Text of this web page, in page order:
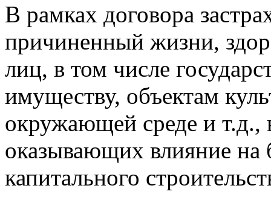
В рамках договора
причиненный жизни,
лиц, в том числе
имуществу, объектам
окружающей среде и т.д.,
оказывающих влияние на
капитального